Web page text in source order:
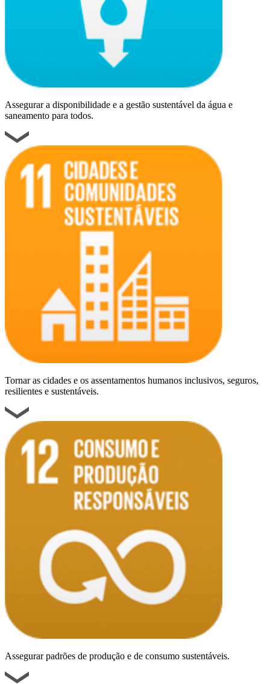
Assegurar a disponibilidade e a gestão sustentável da água e
saneamento para todos.
Tornar as cidades e os assentamentos humanos inclusivos, seguros,
resilientes e sustentáveis.
Assegurar padrões de produção e de consumo sustentáveis.